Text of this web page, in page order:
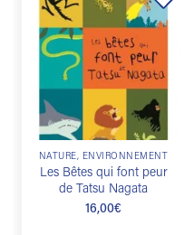
Ajouter
liste de
souhaits
NATURE, ENVIRONNEMENT
Les Bêtes qui font peur
de Tatsu Nagata
16,00€